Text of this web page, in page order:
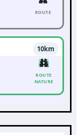
ROUTE
10km
ROUTE
NATURE